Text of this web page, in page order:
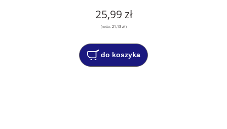
25,99 zł
(netto: 21,13 zł)
do koszyka